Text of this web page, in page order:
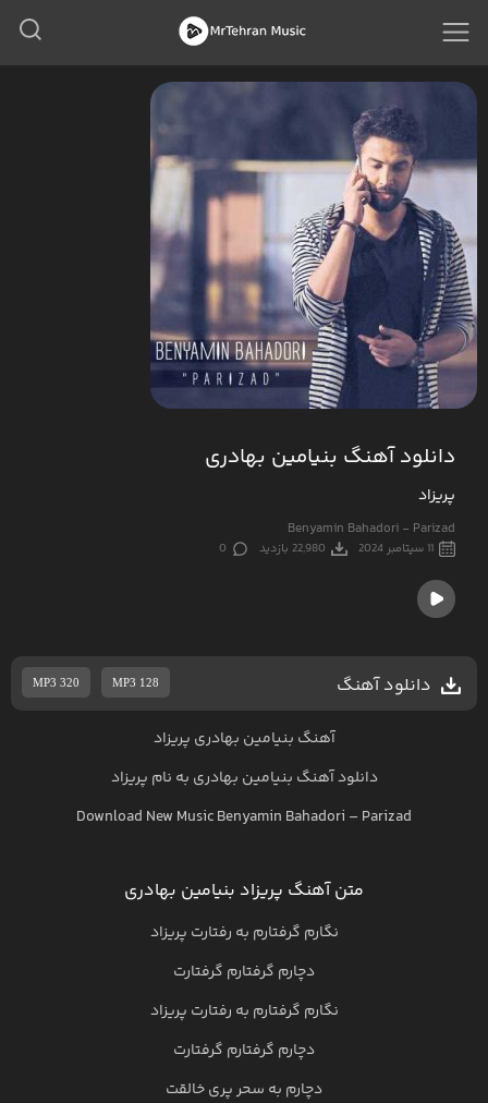
دانلود آهنگ بنیامین بهادری
پریزاد
Benyamin Bahadori - Parizad
11 سپتامبر 2024 22,980 بازدید 0
دانلود آهنگ MP3 320 MP3 128
آهنگ بنیامین بهادری پریزاد
دانلود آهنگ بنیامین بهادری به نام پریزاد
Download New MusicBenyamin Bahadori – Parizad
متن آهنگ پریزاد بنیامین بهادری
نگارم گرفتارم به رفتارت پریزاد
دچارم گرفتارم گرفتارت
نگارم گرفتارم به رفتارت پریزاد
دچارم گرفتارم گرفتارت
دچارم به سحر پری خالقت